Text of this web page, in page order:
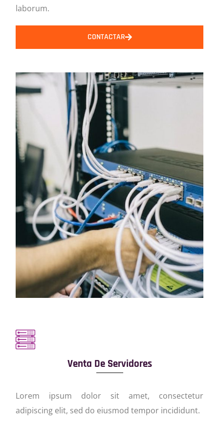
laborum.
CONTACTAR
Venta De Servidores
Lorem ipsum dolor sit amet, consectetur
adipiscing elit, sed do eiusmod tempor incididunt.